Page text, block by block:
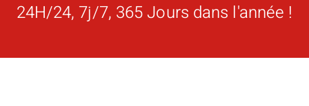
24H/24, 7j/7, 365 Jours dans l'année !